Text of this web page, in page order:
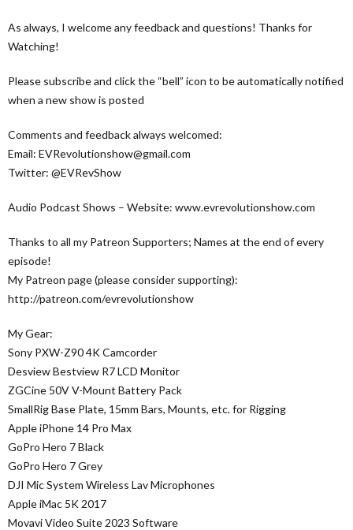
As always, I welcome any feedback and questions! Thanks for
Watching!
Please subscribe and click the “bell” icon to be automatically notified
when a new show is posted
Comments and feedback always welcomed:
Email: EVRevolutionshow@gmail.com
Twitter: @EVRevShow
Audio Podcast Shows – Website: www.evrevolutionshow.com
Thanks to all my Patreon Supporters; Names at the end of every
episode!
My Patreon page (please consider supporting):
http://patreon.com/evrevolutionshow
My Gear:
Sony PXW-Z90 4K Camcorder
Desview Bestview R7 LCD Monitor
ZGCine 50V V-Mount Battery Pack
SmallRig Base Plate, 15mm Bars, Mounts, etc. for Rigging
Apple iPhone 14 Pro Max
GoPro Hero 7 Black
GoPro Hero 7 Grey
DJI Mic System Wireless Lav Microphones
Apple iMac 5K 2017
Movavi Video Suite 2023 Software